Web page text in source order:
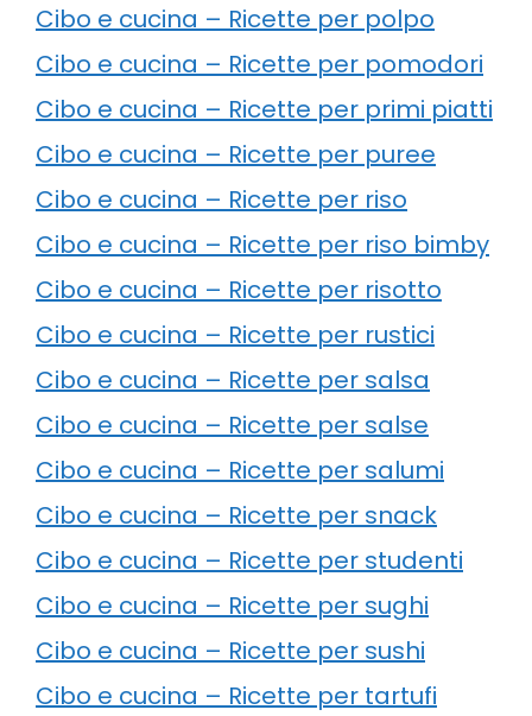
Cibo e cucina – Ricette per polpo
Cibo e cucina – Ricette per pomodori
Cibo e cucina – Ricette per primi piatti
Cibo e cucina – Ricette per puree
Cibo e cucina – Ricette per riso
Cibo e cucina – Ricette per riso bimby
Cibo e cucina – Ricette per risotto
Cibo e cucina – Ricette per rustici
Cibo e cucina – Ricette per salsa
Cibo e cucina – Ricette per salse
Cibo e cucina – Ricette per salumi
Cibo e cucina – Ricette per snack
Cibo e cucina – Ricette per studenti
Cibo e cucina – Ricette per sughi
Cibo e cucina – Ricette per sushi
Cibo e cucina – Ricette per tartufi